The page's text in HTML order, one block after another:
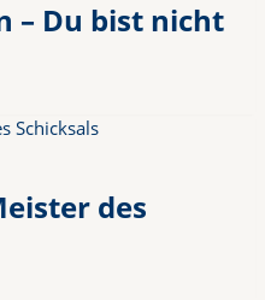
– Du bist nicht
des